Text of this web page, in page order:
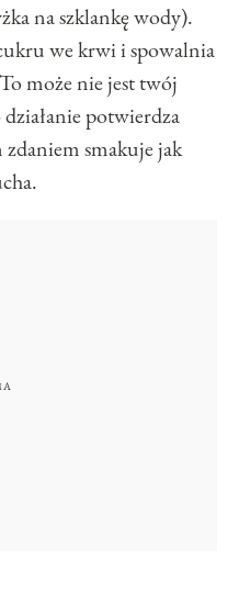
na szklankę wody).
we krwi i spowalnia
może nie jest twój
potwierdza
smakuje jak